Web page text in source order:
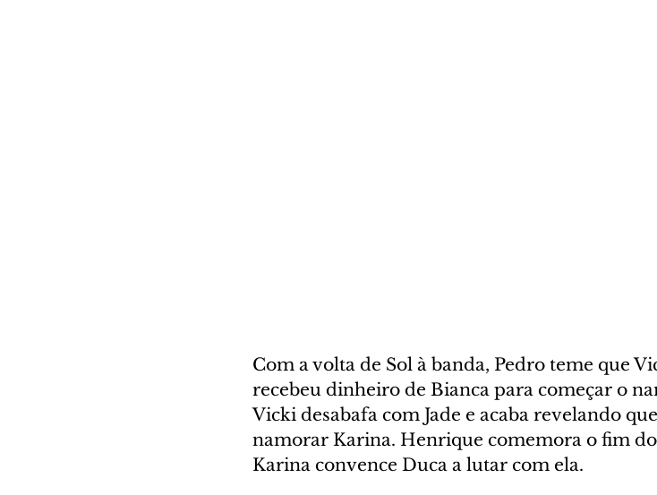
Com a volta de Sol à banda, Pedro teme que
recebeu dinheiro de Bianca para começar o
Vicki desabafa com Jade e acaba revelando
namorar Karina. Henrique comemora o fim
Karina convence Duca a lutar com ela.